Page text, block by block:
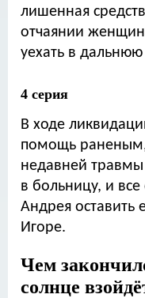
лишенная
отчаянии
уехать в
4 серия
В ходе
помощь раненым,
недавней
в больницу, и все
Андрея оставить
Игоре.
Чем
солнце